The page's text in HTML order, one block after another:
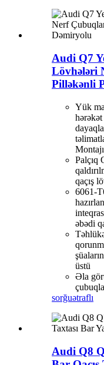
Audi Q7
Lövhələri
Pilləkənli
Yük
Palçıq
qaçış
6061-
əbədi
üstü
Əla
sorğuətraflı
Audi Q8